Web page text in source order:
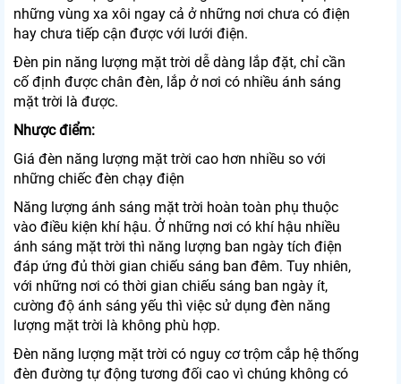
những vùng xa xôi ngay cả ở những nơi chưa có điện
hay chưa tiếp cận được với lưới điện.
Đèn pin năng lượng mặt trời dễ dàng lắp đặt, chỉ cần
cố định được chân đèn, lắp ở nơi có nhiều ánh sáng
mặt trời là được.
Nhược điểm:
Giá đèn năng lượng mặt trời cao hơn nhiều so với
những chiếc đèn chạy điện
Năng lượng ánh sáng mặt trời hoàn toàn phụ thuộc
vào điều kiện khí hậu. Ở những nơi có khí hậu nhiều
ánh sáng mặt trời thì năng lượng ban ngày tích điện
đáp ứng đủ thời gian chiếu sáng ban đêm. Tuy nhiên,
với những nơi có thời gian chiếu sáng ban ngày ít,
cường độ ánh sáng yếu thì việc sử dụng đèn năng
lượng mặt trời là không phù hợp.
Đèn năng lượng mặt trời có nguy cơ trộm cắp hệ thống
đèn đường tự động tương đối cao vì chúng không có